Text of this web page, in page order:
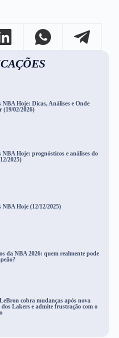
NBA Hoje: Dicas, Análises e Onde
(19/02/2026)
NBA Hoje: prognósticos e análises do
2025)
NBA Hoje (12/12/2025)
da NBA 2026: quem realmente pode
cobra mudanças após nova
Lakers e admite frustração com o